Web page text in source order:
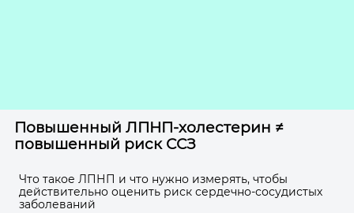
Повышенный ЛПНП-холестерин ≠
повышенный риск ССЗ
Что такое ЛПНП и что нужно измерять, чтобы
действительно оценить риск сердечно-сосудистых
заболеваний